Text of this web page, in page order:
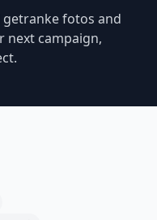
getranke fotos and
next campaign,